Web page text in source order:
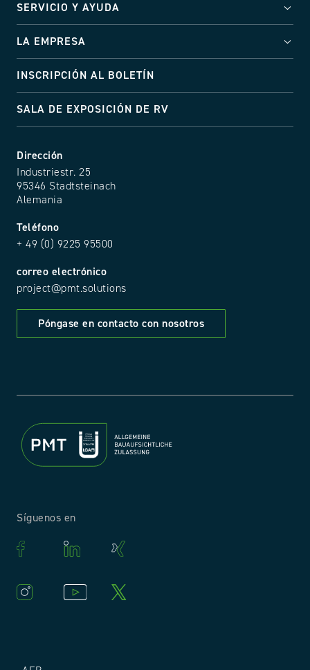
Dirección
Industriestr. 25
95346 Stadtsteinach
Alemania
Teléfono
+ 49 (0) 9225 95500
correo electrónico
project@pmt.solutions
Póngase en contacto con nosotros
SERVICIO Y AYUDA
LA EMPRESA
INSCRIPCIÓN AL BOLETÍN
SALA DE EXPOSICIÓN DE RV
Síguenos en